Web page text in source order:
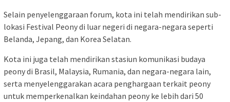
Selain penyelenggaraan forum, kota ini telah mendirikan sub-
lokasi Festival Peony di luar negeri di negara-negara seperti
Belanda, Jepang, dan Korea Selatan.
Kota ini juga telah mendirikan stasiun komunikasi budaya
peony di Brasil, Malaysia, Rumania, dan negara-negara lain,
serta menyelenggarakan acara penghargaan terkait peony
untuk memperkenalkan keindahan peony ke lebih dari 50